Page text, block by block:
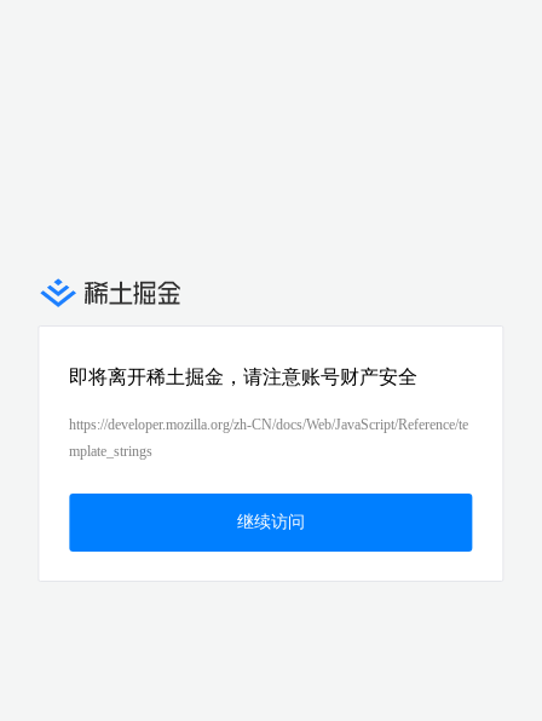
即将离开稀土掘金，请注意账号财产安全
https://developer.mozilla.org/zh-CN/docs/Web/JavaScript/Reference/te
mplate_strings
继续访问